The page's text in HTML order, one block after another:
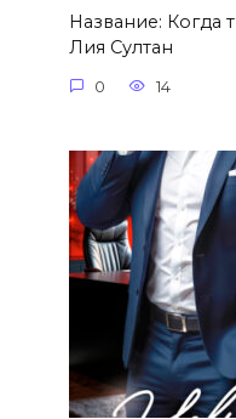
Название: Когда
Лия Султан
0 14